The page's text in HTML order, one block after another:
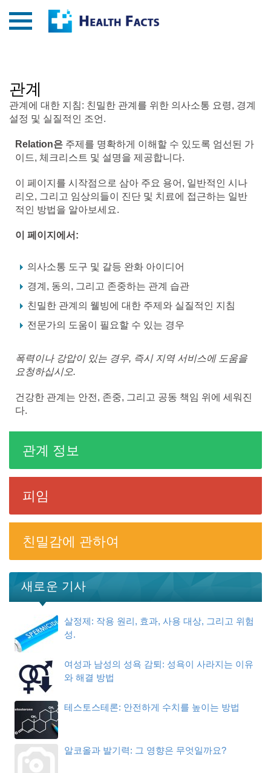
관계
관계에 대한 지침: 친밀한 관계를 위한 의사소통 요령, 경계
설정 및 실질적인 조언.
Relation은 주제를 명확하게 이해할 수 있도록 엄선된 가
이드, 체크리스트 및 설명을 제공합니다.
이 페이지를 시작점으로 삼아 주요 용어, 일반적인 시나
리오, 그리고 임상의들이 진단 및 치료에 접근하는 일반
적인 방법을 알아보세요.
이 페이지에서:
의사소통 도구 및 갈등 완화 아이디어
경계, 동의, 그리고 존중하는 관계 습관
친밀한 관계의 웰빙에 대한 주제와 실질적인 지침
전문가의 도움이 필요할 수 있는 경우
폭력이나 강압이 있는 경우, 즉시 지역 서비스에 도움을
요청하십시오.
건강한 관계는 안전, 존중, 그리고 공동 책임 위에 세워진
다.
관계 정보
피임
친밀감에 관하여
새로운 기사
살정제: 작용 원리, 효과, 사용 대상, 그리고 위험
성.
여성과 남성의 성욕 감퇴: 성욕이 사라지는 이유
와 해결 방법
테스토스테론: 안전하게 수치를 높이는 방법
알코올과 발기력: 그 영향은 무엇일까요?